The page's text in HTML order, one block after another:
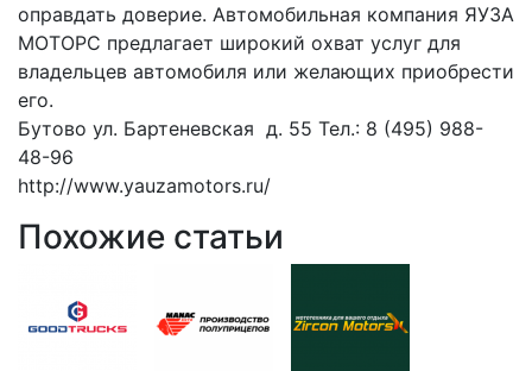
оправдать доверие. Автомобильная компания ЯУЗА
МОТОРС предлагает широкий охват услуг для
владельцев автомобиля или желающих приобрести
его.
Бутово ул. Бартеневская д. 55 Тел.: 8 (495) 988-
48-96
http://www.yauzamotors.ru/
Похожие статьи